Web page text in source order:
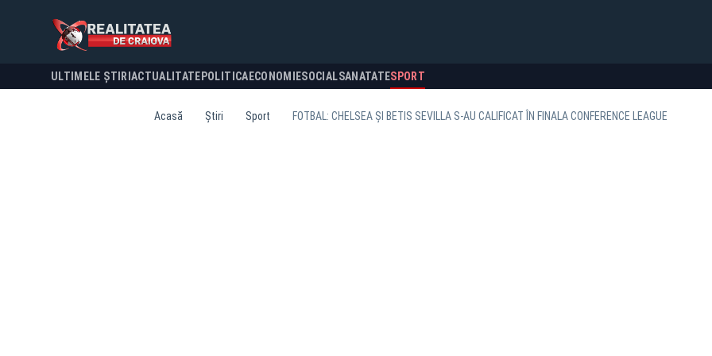
ULTIMELE ȘTIRI ACTUALITATE POLITICA ECONOMIESOCIALSANATATESPORT
Acasă Știri Sport FOTBAL: CHELSEA ȘI BETIS SEVILLA S-AU CALIFICAT ÎN FINALA CONFERENCE LEAGUE